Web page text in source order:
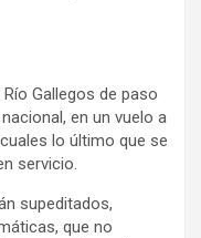
Gallegos de paso
en un vuelo a
lo último que se
servicio.
supeditados,
que no